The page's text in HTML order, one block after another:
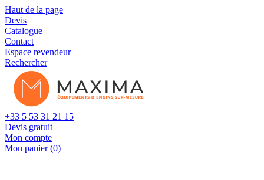
Haut de la page
Devis
Catalogue
Contact
Espace revendeur
Rechercher
+33 5 53 31 21 15
Devis gratuit
Mon compte
Mon panier (0)
Cookies management panel